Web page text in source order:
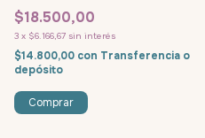
$18.500,00
3 x $6.166,67 sin interés
$14.800,00 con Transferencia o
depósito
Comprar